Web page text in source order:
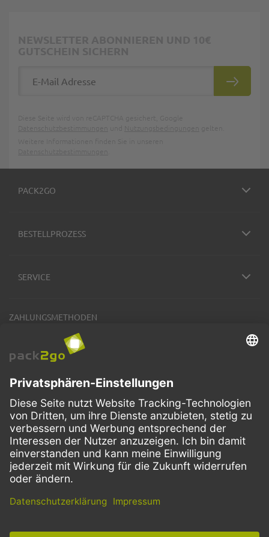
PACK2GO
BESTELLPROZESS
SERVICE
ZAHLUNGSMETHODEN
VERSANDARTEN
FacebookInstagramLinkedIn